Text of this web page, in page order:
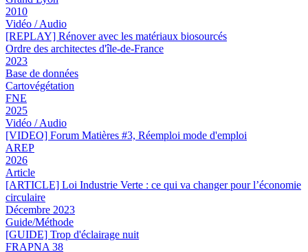
2010
Vidéo / Audio
[REPLAY] Rénover avec les matériaux biosourcés
Ordre des architectes d'île-de-France
2023
Base de données
Cartovégétation
FNE
2025
Vidéo / Audio
[VIDEO] Forum Matières #3, Réemploi mode d'emploi
AREP
2026
Article
[ARTICLE] Loi Industrie Verte : ce qui va changer pour l’économie
circulaire
Décembre 2023
Guide/Méthode
[GUIDE] Trop d'éclairage nuit
FRAPNA 38